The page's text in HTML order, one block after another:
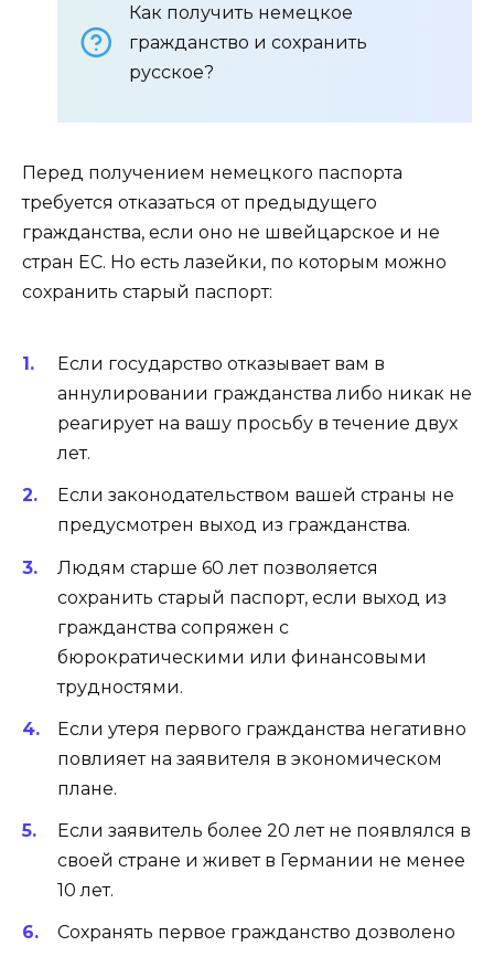
Как получить немецкое
гражданство и сохранить
русское?
Перед получением немецкого паспорта
требуется отказаться от предыдущего
гражданства, если оно не швейцарское и не
стран ЕС. Но есть лазейки, по которым можно
сохранить старый паспорт:
Если государство отказывает вам в
аннулировании гражданства либо никак не
реагирует на вашу просьбу в течение двух
лет.
Если законодательством вашей страны не
предусмотрен выход из гражданства.
Людям старше 60 лет позволяется
сохранить старый паспорт, если выход из
гражданства сопряжен с
бюрократическими или финансовыми
трудностями.
Если утеря первого гражданства негативно
повлияет на заявителя в экономическом
плане.
Если заявитель более 20 лет не появлялся в
своей стране и живет в Германии не менее
10 лет.
Сохранять первое гражданство дозволено